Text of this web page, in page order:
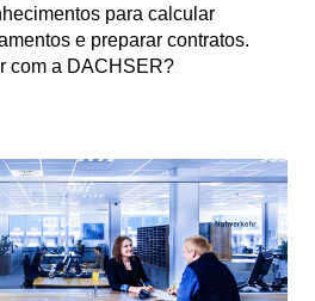
para calcular
e preparar contratos.
com a DACHSER?